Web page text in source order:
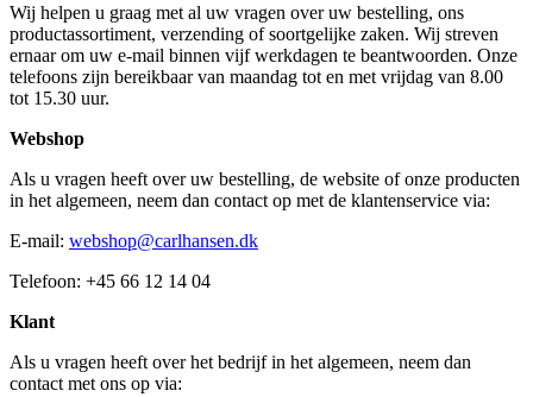
Wij helpen u graag met al uw vragen over uw bestelling, ons
productassortiment, verzending of soortgelijke zaken. Wij streven
ernaar om uw e-mail binnen vijf werkdagen te beantwoorden. Onze
telefoons zijn bereikbaar van maandag tot en met vrijdag van 8.00
tot 15.30 uur.
Webshop
Als u vragen heeft over uw bestelling, de website of onze producten
in het algemeen, neem dan contact op met de klantenservice via:
E-mail: webshop@carlhansen.dk
Telefoon: +45 66 12 14 04
Klant
Als u vragen heeft over het bedrijf in het algemeen, neem dan
contact met ons op via: